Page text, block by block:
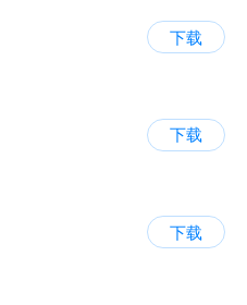
下载
下载
下载